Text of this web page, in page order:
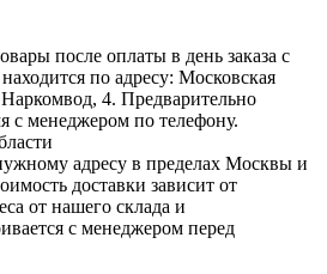
после оплаты в день заказа с
по адресу: Московская
4. Предварительно
с менеджером по телефону.
адресу в пределах Москвы и
доставки зависит от
от нашего склада и
с менеджером перед